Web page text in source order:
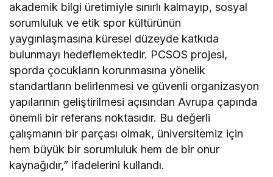
akademik bilgi üretimiyle sınırlı kalmayıp, sosyal
sorumluluk ve etik spor kültürünün
yaygınlaşmasına küresel düzeyde katkıda
bulunmayı hedeflemektedir. PCSOS projesi,
sporda çocukların korunmasına yönelik
standartların belirlenmesi ve güvenli organizasyon
yapılarının geliştirilmesi açısından Avrupa çapında
önemli bir referans noktasıdır. Bu değerli
çalışmanın bir parçası olmak, üniversitemiz için
hem büyük bir sorumluluk hem de bir onur
kaynağıdır,” ifadelerini kullandı.